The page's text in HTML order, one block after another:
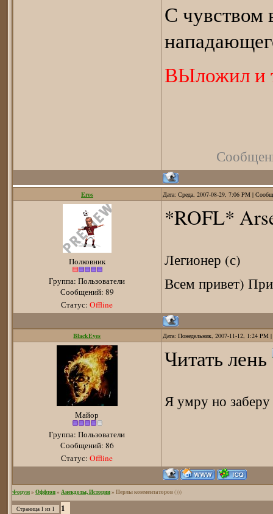
С чувством
ВЫложил и
Eros Дата: Среда, 2007-08-29, 7:06 PM |
Полковник
Группа: Пользователи
Сообщений: 89
Статус:Offline
*ROFL*
Легионер (с)
Всем привет)
BlackEyes Дата: Понедельник, 2007-11-12, 1:24
Майор
Группа: Пользователи
Сообщений: 86
Статус:Offline
Читать лень
Я умру но
Форум» Оффтоп» Анекдоты, Истории» Перлы комментаторов()))
Страница 1 из 1 1